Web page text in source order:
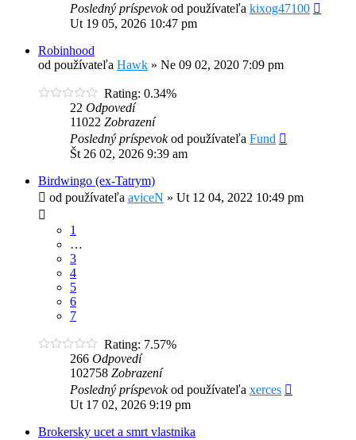
Posledný príspevokod používateľa kixog47100
Ut 19 05, 2026 10:47 pm
Robinhood
od používateľa Hawk » Ne 09 02, 2020 7:09 pm
Rating: 0.34%
22 Odpovedí
11022 Zobrazení
Posledný príspevokod používateľa Fund
Št 26 02, 2026 9:39 am
Birdwingo (ex-Tatrym)
od používateľa aviceN » Ut 12 04, 2022 10:49 pm
1
…
3
4
5
6
7
Rating: 7.57%
266 Odpovedí
102758 Zobrazení
Posledný príspevokod používateľa xerces
Ut 17 02, 2026 9:19 pm
Brokersky ucet a smrt vlastnika